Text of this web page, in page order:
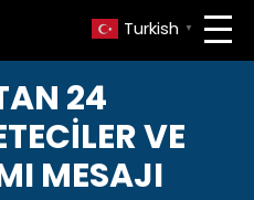
Turkish ▼
24
VE
MESAJI